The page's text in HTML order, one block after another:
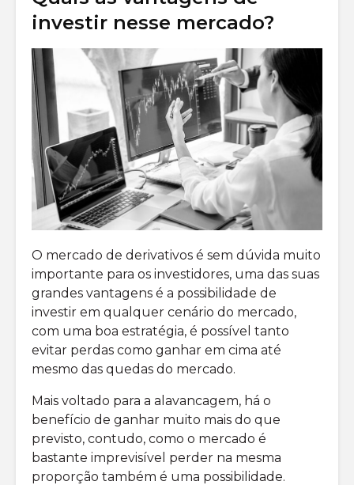
investir nesse mercado?
O mercado de derivativos é sem dúvida muito
importante para os investidores, uma das suas
grandes vantagens é a possibilidade de
investir em qualquer cenário do mercado,
com uma boa estratégia, é possível tanto
evitar perdas como ganhar em cima até
mesmo das quedas do mercado.
Mais voltado para a alavancagem, há o
benefício de ganhar muito mais do que
previsto, contudo, como o mercado é
bastante imprevisível perder na mesma
proporção também é uma possibilidade.